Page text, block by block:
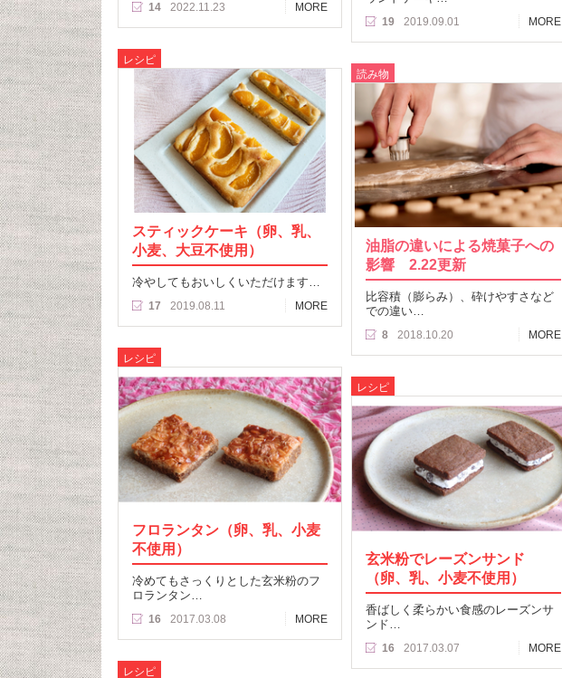
14 2022.11.23 MORE
19 2019.09.01 MORE
レシピ
スティックケーキ（卵、乳、
小麦、大豆不使用）
冷やしてもおいしくいただけます…
17 2019.08.11 MORE
読み物
油脂の違いによる焼菓子への
影響 2.22更新
比容積（膨らみ）、砕けやすさなど
での違い…
8 2018.10.20 MORE
レシピ
フロランタン（卵、乳、小麦
不使用）
冷めてもさっくりとした玄米粉のフ
ロランタン…
16 2017.03.08 MORE
レシピ
玄米粉でレーズンサンド
（卵、乳、小麦不使用）
香ばしく柔らかい食感のレーズンサ
ンド…
16 2017.03.07 MORE
レシピ